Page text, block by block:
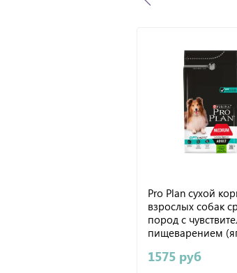
Pro Plan сухой
взрослых собак
пород с
пищеварением
1575 руб